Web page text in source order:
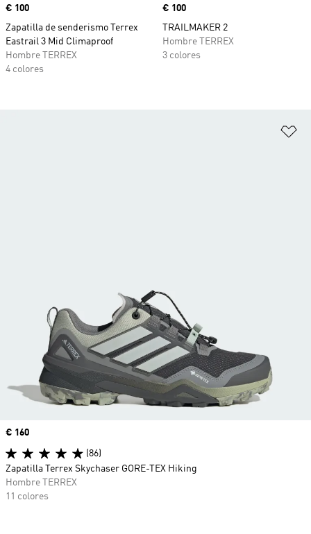
Precio
€ 100
Zapatilla de senderismo Terrex
Eastrail 3 Mid Climaproof
Hombre TERREX
4 colores
Precio
€ 100
TRAILMAKER 2
Hombre TERREX
3 colores
Precio
€ 160
(86)
Zapatilla Terrex Skychaser GORE-TEX Hiking
Hombre TERREX
11 colores